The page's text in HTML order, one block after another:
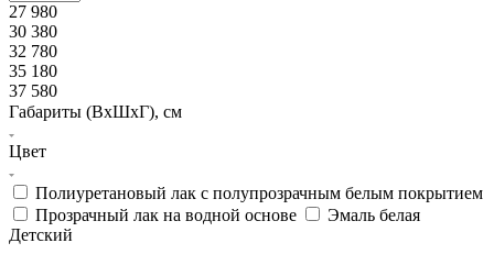
27 980
30 380
32 780
35 180
37 580
Габариты (ВхШхГ), см
Цвет
Полиуретановый лак с полупрозрачным белым покрытием
Прозрачный лак на водной основе
Эмаль белая
Детский